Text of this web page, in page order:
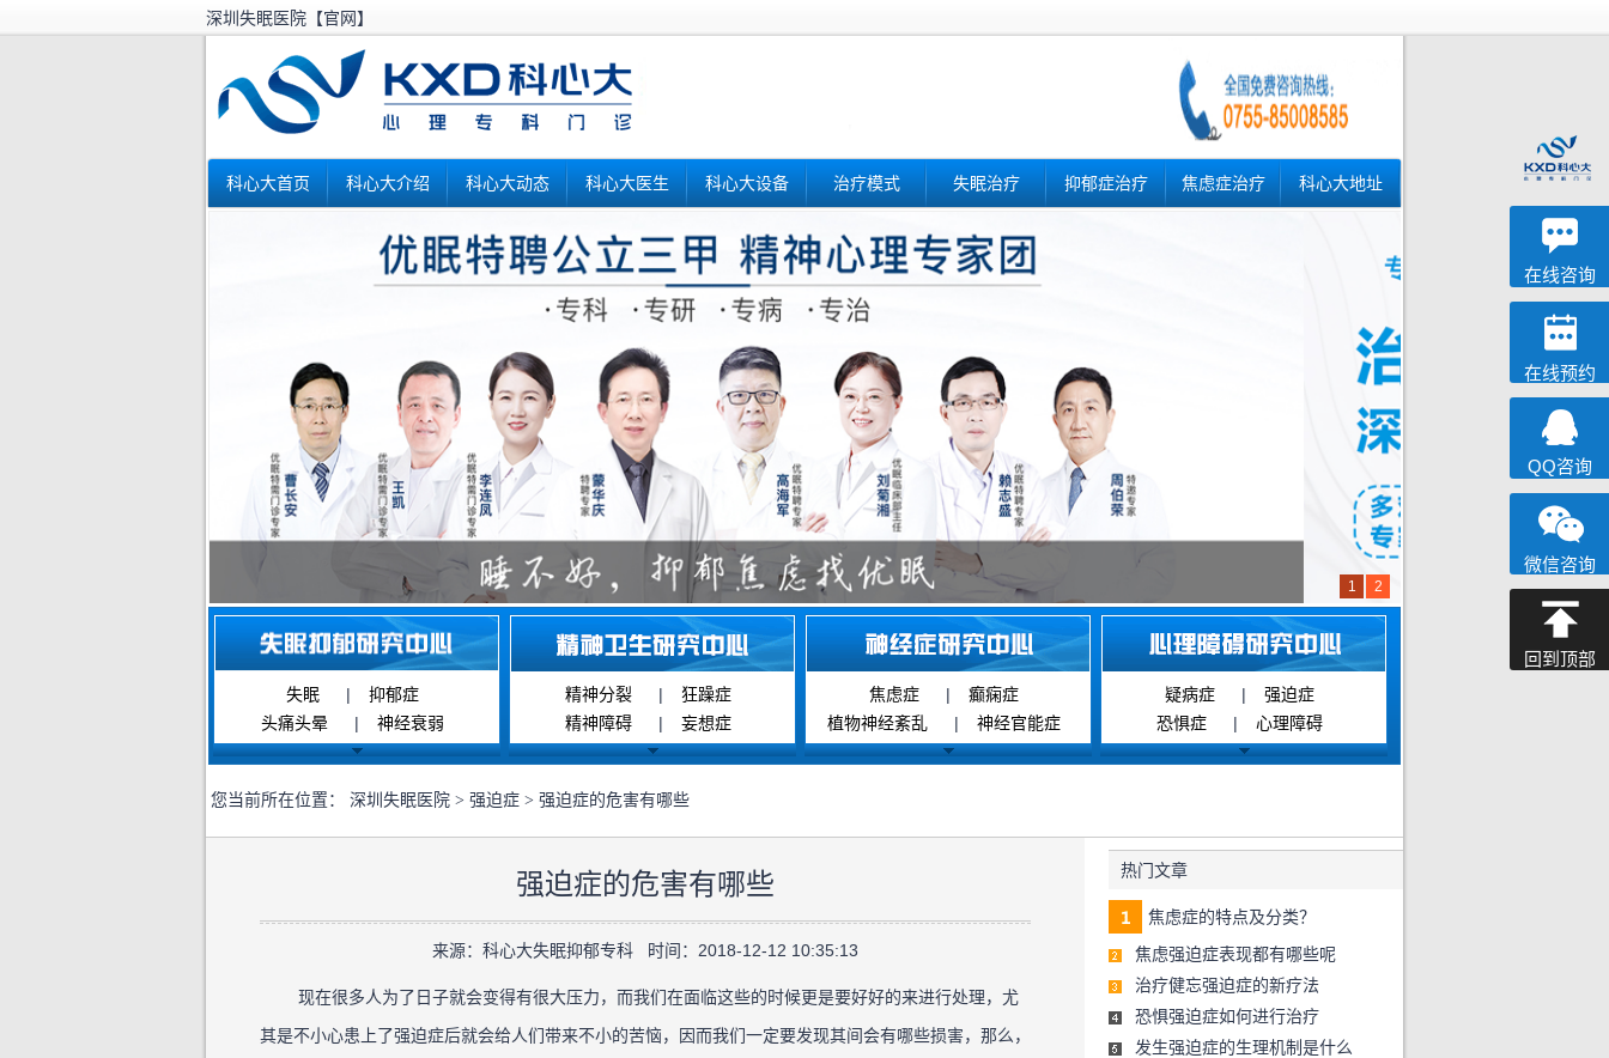
深圳失眠医院【官网】
科心大首页 科心大介绍 科心大动态 科心大医生 科心大设备 治疗模式 失眠治疗 抑郁症治疗 焦虑症治疗 科心大地址
1 2
失眠 |
抑郁症
头痛头晕
| 神经衰弱
精神分裂 |
狂躁症
精神障碍
| 妄想症
焦虑症 |
癫痫症
植物神经紊乱
| 神经官能症
疑病症 |
强迫症
恐惧症
| 心理障碍
您当前所在位置： 深圳失眠医院 > 强迫症 > 强迫症的危害有哪些
强迫症的危害有哪些
来源：科心大失眠抑郁专科 时间：2018-12-12 10:35:13
现在很多人为了日子就会变得有很大压力，而我们在面临这些的时候更是要好好的来进行处理，尤
其是不小心患上了强迫症后就会给人们带来不小的苦恼，因而我们一定要发现其间会有哪些损害，那么，
热门文章
焦虑症的特点及分类？
焦虑强迫症表现都有哪些呢
治疗健忘强迫症的新疗法
恐惧强迫症如何进行治疗
发生强迫症的生理机制是什么
深科
心理咨询
在线咨询
在线预约
QQ咨询
微信咨询
回到顶部